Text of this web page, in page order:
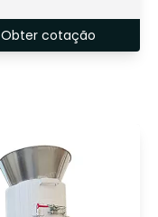
Obter cotação